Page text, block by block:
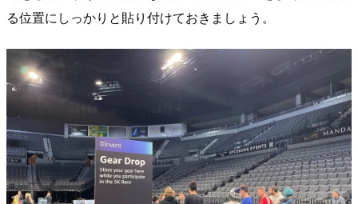
る位置にしっかりと貼り付けておきましょう。